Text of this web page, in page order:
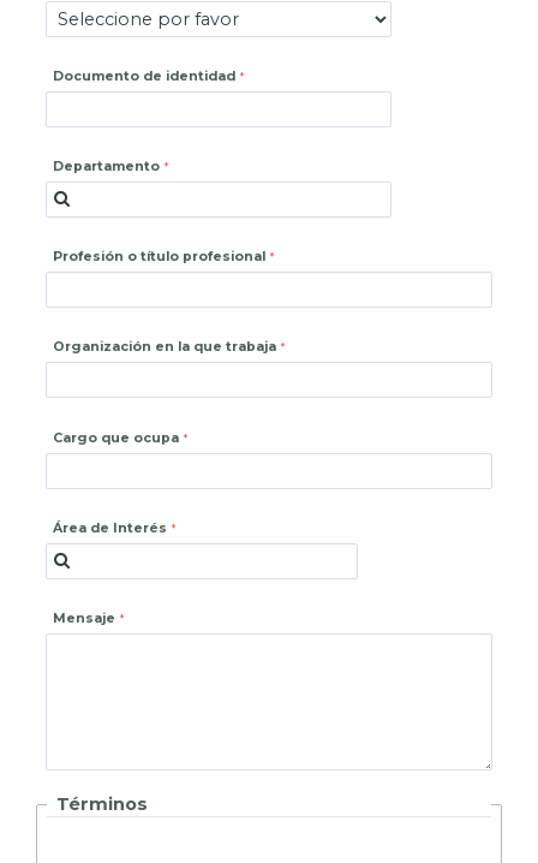
Documento de identidad
Departamento
Profesión o título profesional
Organización en la que trabaja
Cargo que ocupa
Área de Interés
Mensaje
Términos